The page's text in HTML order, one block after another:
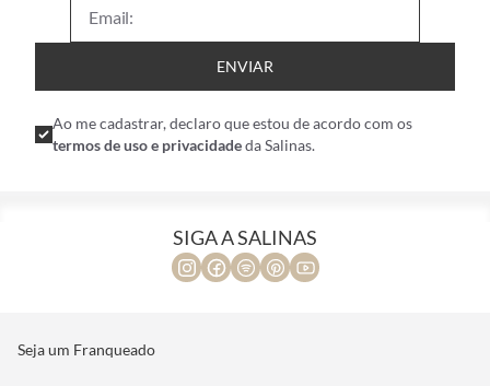
ENVIAR
Ao me cadastrar, declaro que estou de acordo com os
termos de uso e privacidadeda Salinas.
SIGA A SALINAS
Seja um Franqueado